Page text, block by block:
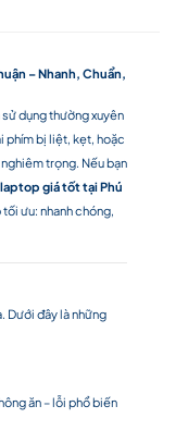
– Nhanh, Chuẩn,
dụng thường xuyên
phím bị liệt, kẹt, hoặc
trọng. Nếu bạn
giá tốt tại Phú
ưu: nhanh chóng,
Dưới đây là những
ăn – lỗi phổ biến